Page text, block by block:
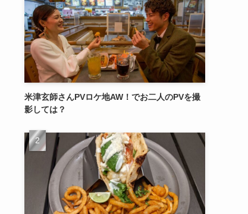
米津玄師さんPVロケ地AW！でお二人のPVを撮
影しては？